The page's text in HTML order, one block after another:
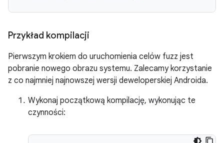
Przykład kompilacji
Pierwszym krokiem do uruchomienia celów fuzz jest
pobranie nowego obrazu systemu. Zalecamy korzystanie
z co najmniej najnowszej wersji deweloperskiej Androida.
Wykonaj początkową kompilację, wykonując te
czynności: